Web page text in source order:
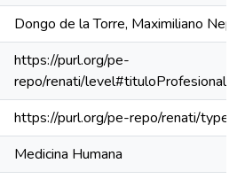
Dongo de la Torre, Maximiliano
https://purl.org/pe-
repo/renati/level#tituloProfesional
https://purl.org/pe-repo/renati/
Medicina Humana